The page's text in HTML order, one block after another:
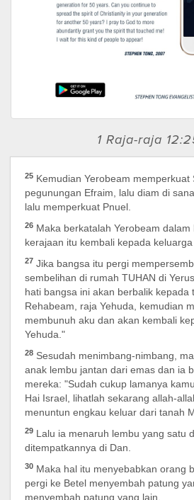
1 Raja-raja
25 Kemudian Yerobeam memperkuat
pegunungan Efraim, lalu diam di
lalu memperkuat Pnuel.
26 Maka berkatalah Yerobeam
kerajaan itu kembali kepada keluarga
27 Jika bangsa itu pergi
sembelihan di rumah TUHAN di
hati bangsa ini akan berbalik kepada
Rehabeam, raja Yehuda, kemudian
membunuh aku dan akan kembali
Yehuda."
28 Sesudah menimbang-nimbang,
anak lembu jantan dari emas dan ia
mereka: "Sudah cukup lamanya
Hai Israel, lihatlah sekarang allah-
menuntun engkau keluar dari tanah
29 Lalu ia menaruh lembu yang satu
ditempatkannya di Dan.
30 Maka hal itu menyebabkan orang
pergi ke Betel menyembah patung
menyembah patung yang lain.